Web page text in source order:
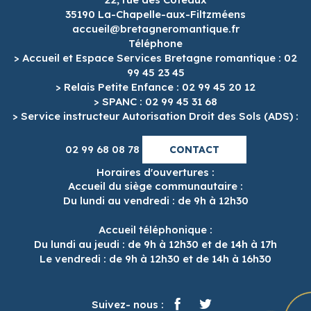
35190 La-Chapelle-aux-Filtzméens
accueil@bretagneromantique.fr
Téléphone
> Accueil et Espace Services Bretagne romantique : 02
99 45 23 45
> Relais Petite Enfance : 02 99 45 20 12
> SPANC : 02 99 45 31 68
> Service instructeur Autorisation Droit des Sols (ADS) :
02 99 68 08 78 CONTACT
Horaires d'ouvertures :
Accueil du siège communautaire :
Du lundi au vendredi : de 9h à 12h30
Accueil téléphonique :
Du lundi au jeudi : de 9h à 12h30 et de 14h à 17h
Le vendredi : de 9h à 12h30 et de 14h à 16h30
Suivez- nous :